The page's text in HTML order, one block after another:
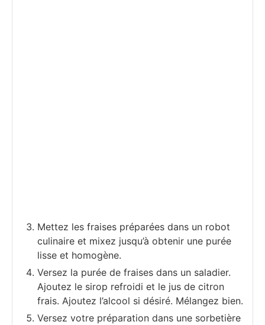
Mettez les fraises préparées dans un robot
culinaire et mixez jusqu’à obtenir une purée
lisse et homogène.
Versez la purée de fraises dans un saladier.
Ajoutez le sirop refroidi et le jus de citron
frais. Ajoutez l’alcool si désiré. Mélangez bien.
Versez votre préparation dans une sorbetière